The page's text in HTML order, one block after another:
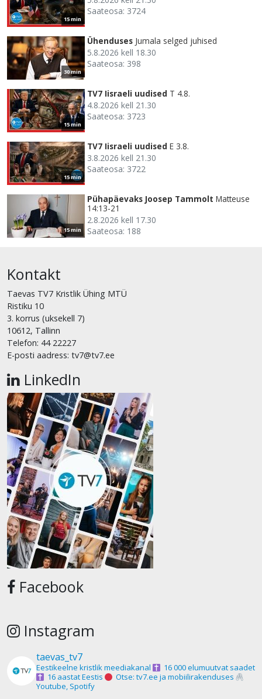
15 min
Saateosa: 3724
30 min
Ühenduses Jumala selged juhised
5.8.2026 kell 18.30
Saateosa: 398
15 min
TV7 Iisraeli uudised T 4.8.
4.8.2026 kell 21.30
Saateosa: 3723
15 min
TV7 Iisraeli uudised E 3.8.
3.8.2026 kell 21.30
Saateosa: 3722
15 min
Pühapäevaks Joosep Tammolt Matteuse
14:13-21
2.8.2026 kell 17.30
Saateosa: 188
Kontakt
Taevas TV7 Kristlik Ühing MTÜ
Ristiku 10
3. korrus (uksekell 7)
10612, Tallinn
Telefon: 44 22227
E-posti aadress: tv7@tv7.ee
LinkedIn
Facebook
Instagram
taevas_tv7
Eestikeelne kristlik meediakanal
16 000 elumuutvat saadet
16 aastat Eestis
Otse: tv7.ee ja mobiilirakenduses
Youtube, Spotify